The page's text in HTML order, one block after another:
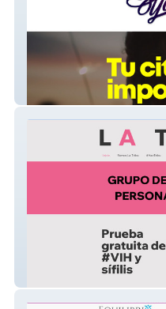
Somos La Tribu